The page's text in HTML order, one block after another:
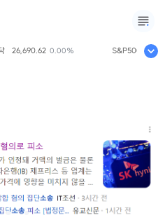
26,690.62 0.00% S&P500